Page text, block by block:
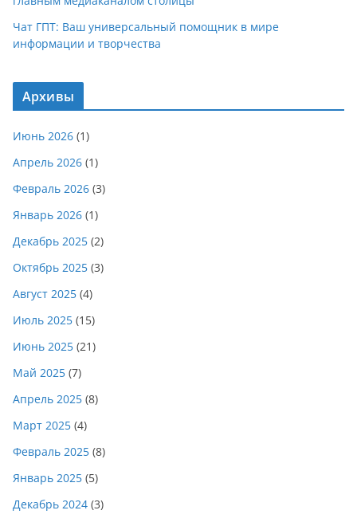
Чат ГПТ: Ваш универсальный помощник в мире
информации и творчества
Архивы
Июнь 2026 (1)
Апрель 2026 (1)
Февраль 2026 (3)
Январь 2026 (1)
Декабрь 2025 (2)
Октябрь 2025 (3)
Август 2025 (4)
Июль 2025 (15)
Июнь 2025 (21)
Май 2025 (7)
Апрель 2025 (8)
Март 2025 (4)
Февраль 2025 (8)
Январь 2025 (5)
Декабрь 2024 (3)